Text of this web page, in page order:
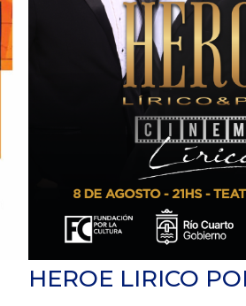
HEROE LIRICO